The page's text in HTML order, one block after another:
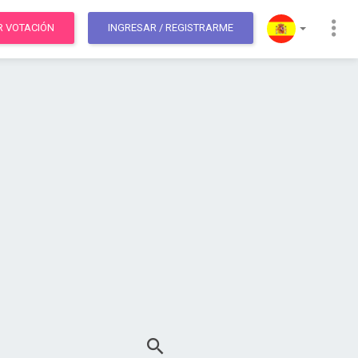
VOTACIÓN INGRESAR / REGISTRARME